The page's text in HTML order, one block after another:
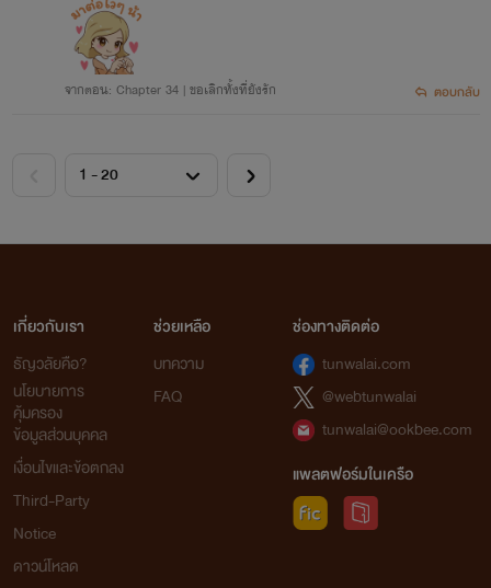
จากตอน: Chapter 34 | ขอเลิกทั้งที่ยังรัก ตอบกลับ
เกี่ยวกับเรา
ธัญวลัยคือ?
นโยบายการ
คุ้มครอง
ข้อมูลส่วนบุคคล
เงื่อนไขและข้อตกลง
Third-Party
Notice
ดาวน์โหลด
ช่วยเหลือ
บทความ
FAQ
ช่องทางติดต่อ
tunwalai.com
@webtunwalai
tunwalai@ookbee.com
แพลตฟอร์มในเครือ